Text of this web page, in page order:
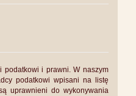
podatkowi i prawni. W naszym
podatkowi wpisani na listę
uprawnieni do wykonywania